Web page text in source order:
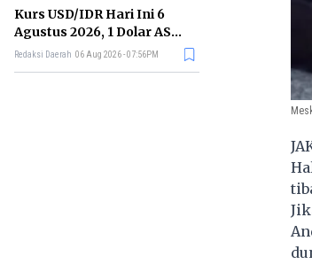
Kurs USD/IDR Hari Ini 6
Agustus 2026, 1 Dolar AS
Kini Berapa Rupiah?
Redaksi Daerah 06 Aug 2026 - 07:56PM